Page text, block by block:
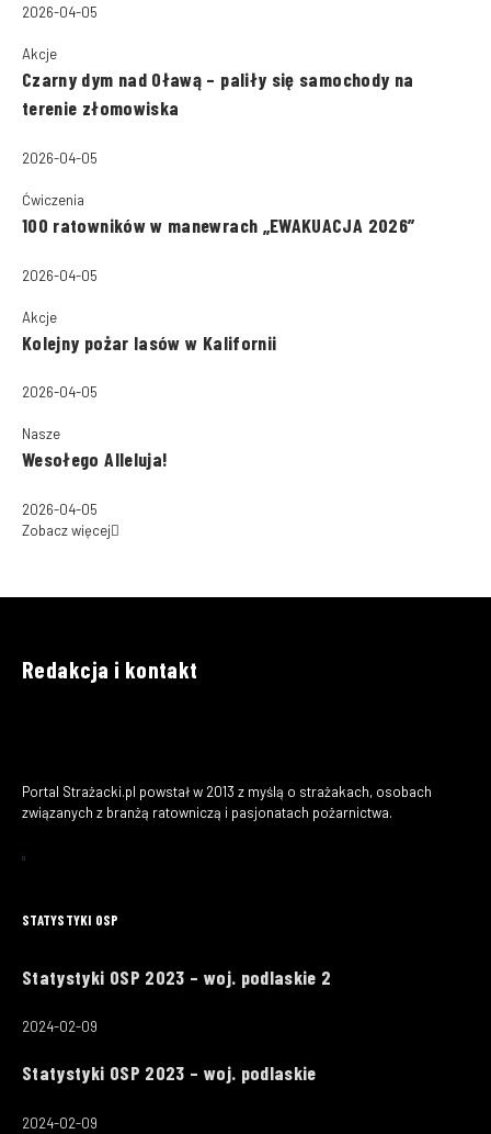
2026-04-05
Akcje
Czarny dym nad Oławą – paliły się samochody na
terenie złomowiska
2026-04-05
Ćwiczenia
100 ratowników w manewrach „EWAKUACJA 2026”
2026-04-05
Akcje
Kolejny pożar lasów w Kalifornii
2026-04-05
Nasze
Wesołego Alleluja!
2026-04-05
Zobacz więcej
Redakcja i kontakt
Portal Strażacki.pl powstał w 2013 z myślą o strażakach, osobach
związanych z branżą ratowniczą i pasjonatach pożarnictwa.
STATYSTYKI OSP
Statystyki OSP 2023 – woj. podlaskie 2
2024-02-09
Statystyki OSP 2023 – woj. podlaskie
2024-02-09